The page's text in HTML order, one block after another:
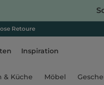
Retoure
Inspiration
& Küche Möbel